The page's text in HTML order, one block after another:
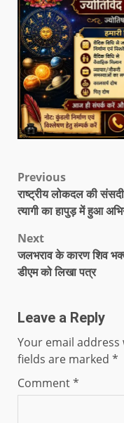
Previous
राष्ट्रीय लोकदल की
त्यागी का हापुड़ में हुआ
Next
जलभराव के कारण शिव
डीएम को लिखा पत्र
Leave a Reply
Your email
fields are marked *
Comment*